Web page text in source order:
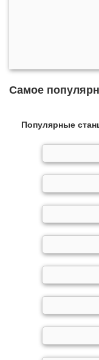
Самое
Популярные